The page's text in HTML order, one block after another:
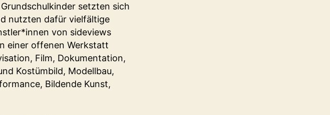
setzten sich
nutzten dafür vielfältige
von sideviews
einer offenen Werkstatt
Film, Dokumentation,
Kostümbild, Modellbau,
Bildende Kunst,